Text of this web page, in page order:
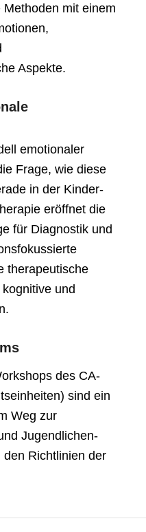
mit einem
Aspekte.
emotionaler
Frage, wie diese
in der Kinder-
eröffnet die
für Diagnostik und
therapeutische
und
des CA-
sind ein
Weg zur
Jugendlichen-
Richtlinien der